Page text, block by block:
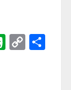
Evernote
Copy